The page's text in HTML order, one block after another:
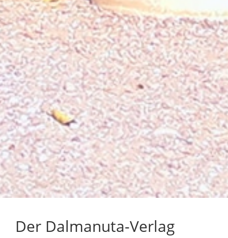
Der Dalmanuta-Verlag